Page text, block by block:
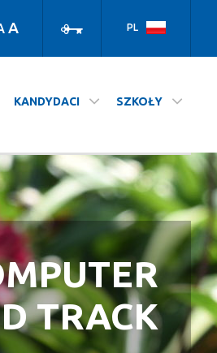
A
PL
KANDYDACI SZKOŁY
TRACK
NA UJ